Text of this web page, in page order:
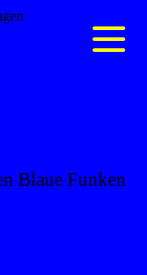
Blaue Funken